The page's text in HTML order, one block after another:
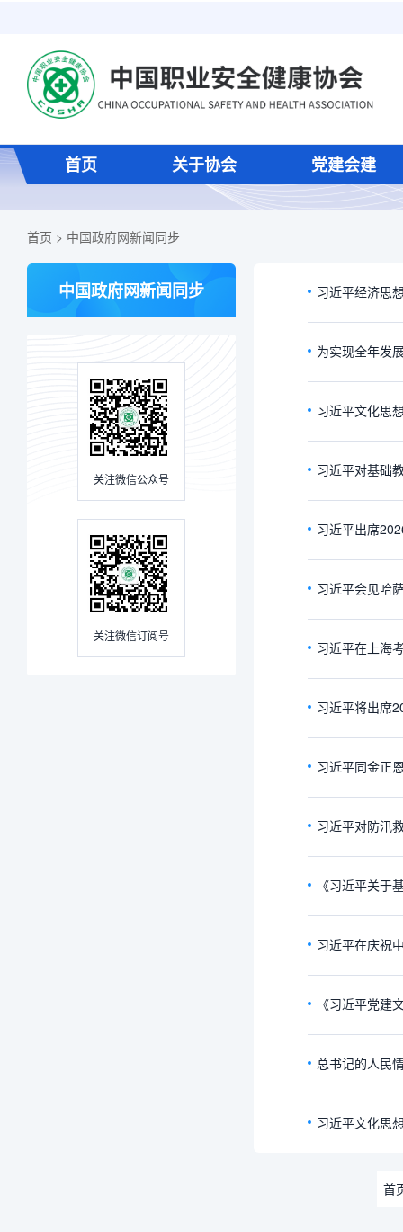
首页 关于协会 党建会建
首页 > 中国政府网新闻同步
中国政府网新闻同步
关注微信公众号
关注微信订阅号
习近平经济思
为实现全年发
习近平文化思
习近平对基础
习近平出席
习近平会见哈
习近平在上海
习近平将出席
习近平同金正
习近平对防汛
《习近平关于
习近平在庆祝
《习近平党建
总书记的人民
习近平文化思
首